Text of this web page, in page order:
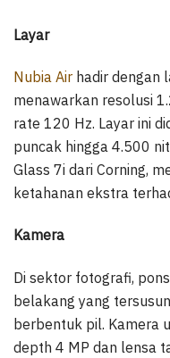
Layar
Nubia Air hadir dengan
menawarkan resolusi
rate 120 Hz. Layar ini
puncak hingga 4.500
Glass 7i dari Corning,
ketahanan ekstra
Kamera
Di sektor fotografi,
belakang yang
berbentuk pil. Kamera
depth 4 MP dan lensa